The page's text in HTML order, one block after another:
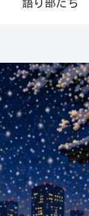
語り部たち